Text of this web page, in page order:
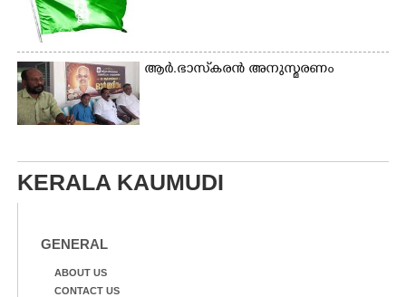
ആർ.ഭാസ്‌കരൻ അനുസ്മരണം
KERALA KAUMUDI
GENERAL
ABOUT US
CONTACT US